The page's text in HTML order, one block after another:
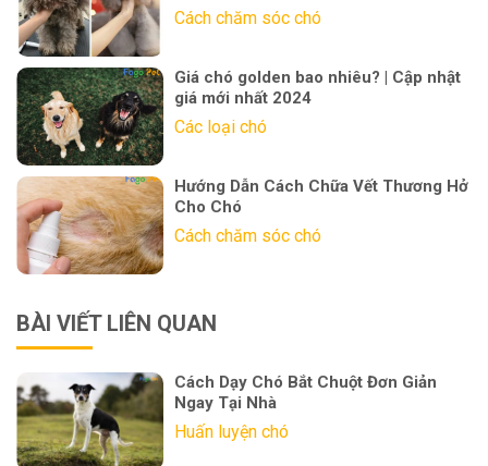
Cách chăm sóc chó
Giá chó golden bao nhiêu? | Cập nhật
giá mới nhất 2024
Các loại chó
Hướng Dẫn Cách Chữa Vết Thương Hở
Cho Chó
Cách chăm sóc chó
BÀI VIẾT LIÊN QUAN
Cách Dạy Chó Bắt Chuột Đơn Giản
Ngay Tại Nhà
Huấn luyện chó